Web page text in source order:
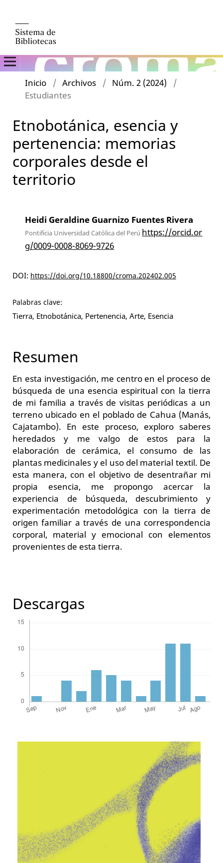
Inicio / Archivos / Núm. 2 (2024)
/
Estudiantes
Etnobotánica, esencia y
pertenencia: memorias
corporales desde el
territorio
Heidi Geraldine Guarnizo Fuentes Rivera
Pontificia Universidad Católica del Perú https://orcid.or
g/0009-0008-8069-9726
DOI: https://doi.org/10.18800/croma.202402.005
Palabras clave:
Tierra, Etnobotánica, Pertenencia, Arte, Esencia
Resumen
En esta investigación, me centro en el proceso de
búsqueda de una esencia espiritual con la tierra
de mi familia a través de visitas periódicas a un
terreno ubicado en el poblado de Cahua (Manás,
Cajatambo). En este proceso, exploro saberes
heredados y me valgo de estos para la
elaboración de cerámica, el consumo de las
plantas medicinales y el uso del material textil. De
esta manera, con el objetivo de desentrañar mi
propia esencia, me propongo acercar la
experiencia de búsqueda, descubrimiento y
experimentación metodológica con la tierra de
origen familiar a través de una correspondencia
corporal, material y emocional con elementos
provenientes de esta tierra.
Descargas